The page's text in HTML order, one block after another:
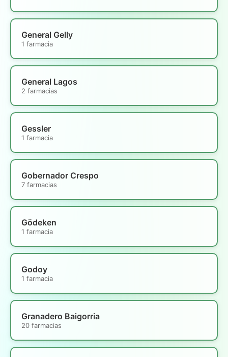
General Gelly
1 farmacia
General Lagos
2 farmacias
Gessler
1 farmacia
Gobernador Crespo
7 farmacias
Gödeken
1 farmacia
Godoy
1 farmacia
Granadero Baigorria
20 farmacias